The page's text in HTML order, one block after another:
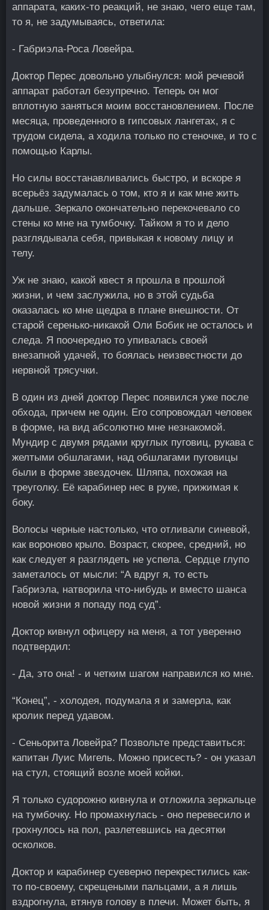
аппарата, каких-то реакций, не знаю, чего еще там,
то я, не задумываясь, ответила:
- Габриэла-Роса Ловейра.
Доктор Перес довольно улыбнулся: мой речевой
аппарат работал безупречно. Теперь он мог
вплотную заняться моим восстановлением. После
месяца, проведенного в гипсовых лангетах, я с
трудом сидела, а ходила только по стеночке, и то с
помощью Карлы.
Но силы восстанавливались быстро, и вскоре я
всерьёз задумалась о том, кто я и как мне жить
дальше. Зеркало окончательно перекочевало со
стены ко мне на тумбочку. Тайком я то и дело
разглядывала себя, привыкая к новому лицу и
телу.
Уж не знаю, какой квест я прошла в прошлой
жизни, и чем заслужила, но в этой судьба
оказалась ко мне щедра в плане внешности. От
старой серенько-никакой Оли Бобик не осталось и
следа. Я поочередно то упивалась своей
внезапной удачей, то боялась неизвестности до
нервной трясучки.
В один из дней доктор Перес появился уже после
обхода, причем не один. Его сопровождал человек
в форме, на вид абсолютно мне незнакомой.
Мундир с двумя рядами круглых пуговиц, рукава с
желтыми обшлагами, над обшлагами пуговицы
были в форме звездочек. Шляпа, похожая на
треуголку. Её карабинер нес в руке, прижимая к
боку.
Волосы черные настолько, что отливали синевой,
как вороново крыло. Возраст, скорее, средний, но
как следует я разглядеть не успела. Сердце глупо
заметалось от мысли: “А вдруг я, то есть
Габриэла, натворила что-нибудь и вместо шанса
новой жизни я попаду под суд”.
Доктор кивнул офицеру на меня, а тот уверенно
подтвердил:
- Да, это она! - и четким шагом направился ко мне.
“Конец”, - холодея, подумала я и замерла, как
кролик перед удавом.
- Сеньорита Ловейра? Позвольте представиться:
капитан Луис Мигель. Можно присесть? - он указал
на стул, стоящий возле моей койки.
Я только судорожно кивнула и отложила зеркальце
на тумбочку. Но промахнулась - оно перевесило и
грохнулось на пол, разлетевшись на десятки
осколков.
Доктор и карабинер суеверно перекрестились как-
то по-своему, скрещеными пальцами, а я лишь
вздрогнула, втянув голову в плечи. Может быть, я